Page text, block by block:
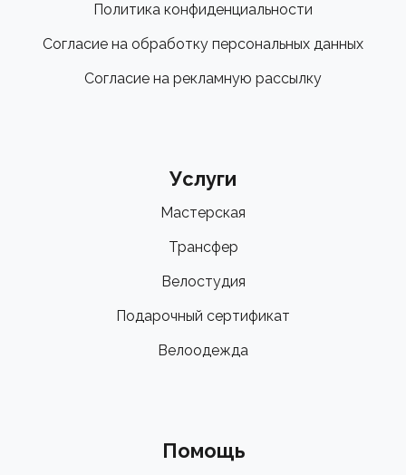
Политика конфиденциальности
Согласие на обработку персональных данных
Согласие на рекламную рассылку
Услуги
Мастерская
Трансфер
Велостудия
Подарочный сертификат
Велоодежда
Помощь